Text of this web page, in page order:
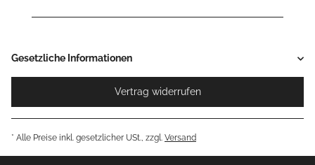
Gesetzliche Informationen
Vertrag widerrufen
* Alle Preise inkl. gesetzlicher USt., zzgl. Versand